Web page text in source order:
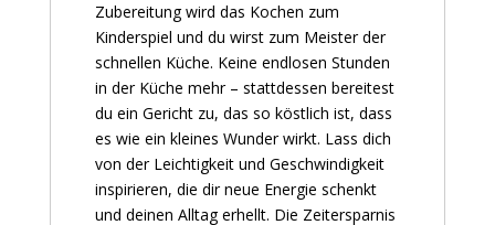
Zubereitung wird das Kochen zum
Kinderspiel und du wirst zum Meister der
schnellen Küche. Keine endlosen Stunden
in der Küche mehr – stattdessen bereitest
du ein Gericht zu, das so köstlich ist, dass
es wie ein kleines Wunder wirkt. Lass dich
von der Leichtigkeit und Geschwindigkeit
inspirieren, die dir neue Energie schenkt
und deinen Alltag erhellt. Die Zeitersparnis